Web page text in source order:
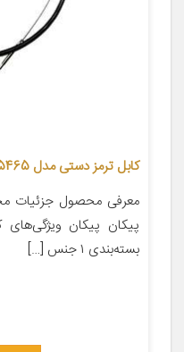
کابل ترمز دستی مدل 35465 مناسب برای پیکان
معرفی محصول جزئیات
پیکان پیکان ویژگی‌های
بسته‌بندی ۱ جنس […]